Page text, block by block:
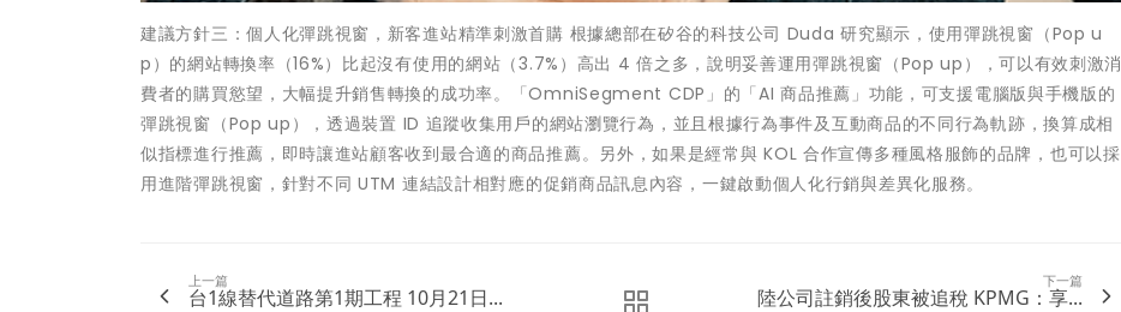
建議方針三：個人化彈跳視窗，新客進站精準刺激首購 根據總部在矽谷的科技公司 Duda 研究顯示，使用彈跳視窗（Pop u
p）的網站轉換率（16%）比起沒有使用的網站（3.7%）高出 4 倍之多，說明妥善運用彈跳視窗（Pop up），可以有效刺激消
費者的購買慾望，大幅提升銷售轉換的成功率。「OmniSegment CDP」的「AI 商品推薦」功能，可支援電腦版與手機版的
彈跳視窗（Pop up），透過裝置 ID 追蹤收集用戶的網站瀏覽行為，並且根據行為事件及互動商品的不同行為軌跡，換算成相
似指標進行推薦，即時讓進站顧客收到最合適的商品推薦。另外，如果是經常與 KOL 合作宣傳多種風格服飾的品牌，也可以採
用進階彈跳視窗，針對不同 UTM 連結設計相對應的促銷商品訊息內容，一鍵啟動個人化行銷與差異化服務。
上一篇
台1線替代道路第1期工程 10月21日...
下一篇
陸公司註銷後股東被追稅 KPMG：享...